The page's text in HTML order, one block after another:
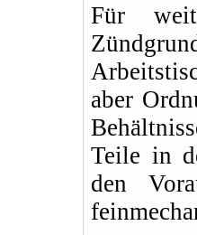
Für
aber
Teile in
den